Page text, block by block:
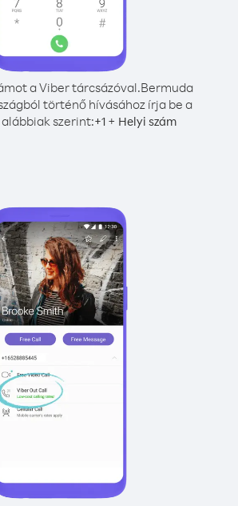
a Viber tárcsázóval.Bermuda
történő hívásához írja be a
szerint:+1+ Helyi szám